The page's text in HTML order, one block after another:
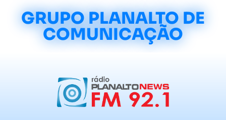
GRUPO PLANALTO DE
COMUNICAÇÃO